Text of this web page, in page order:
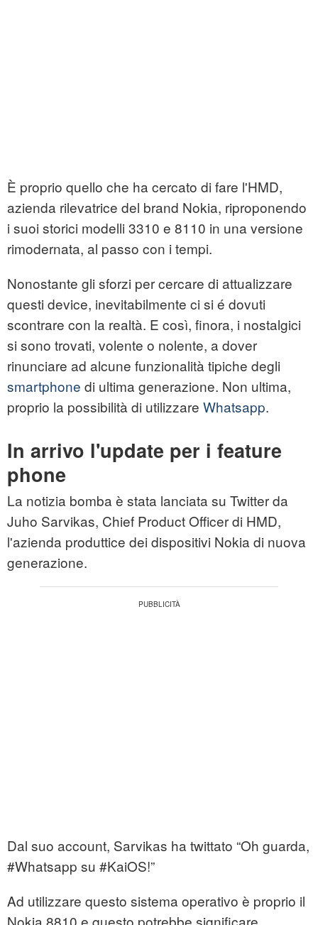
È proprio quello che ha cercato di fare l'HMD,
azienda rilevatrice del brand Nokia, riproponendo
i suoi storici modelli 3310 e 8110 in una versione
rimodernata, al passo con i tempi.
Nonostante gli sforzi per cercare di attualizzare
questi device, inevitabilmente ci si é dovuti
scontrare con la realtà. E così, finora, i nostalgici
si sono trovati, volente o nolente, a dover
rinunciare ad alcune funzionalità tipiche degli
smartphone di ultima generazione. Non ultima,
proprio la possibilità di utilizzare Whatsapp.
In arrivo l'update per i feature
phone
La notizia bomba è stata lanciata su Twitter da
Juho Sarvikas, Chief Product Officer di HMD,
l'azienda produttice dei dispositivi Nokia di nuova
generazione.
Dal suo account, Sarvikas ha twittato “Oh guarda,
#Whatsapp su #KaiOS!”
Ad utilizzare questo sistema operativo è proprio il